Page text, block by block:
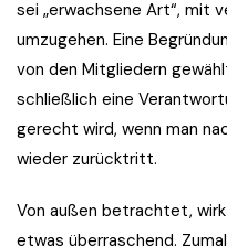
sei „erwachsene Art“, mit
umzugehen. Eine
von den Mitgliedern
schließlich eine
gerecht wird, wenn man
wieder zurücktritt.
Von außen betrachtet,
etwas überraschend.